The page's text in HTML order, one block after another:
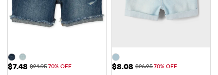
Precio de venta: $7.48
$7.48 Precio original: $24.95
$24.9570% OFF Precio de venta: $8.08
$8.08 Precio original: $26.95
$26.9570% OFF